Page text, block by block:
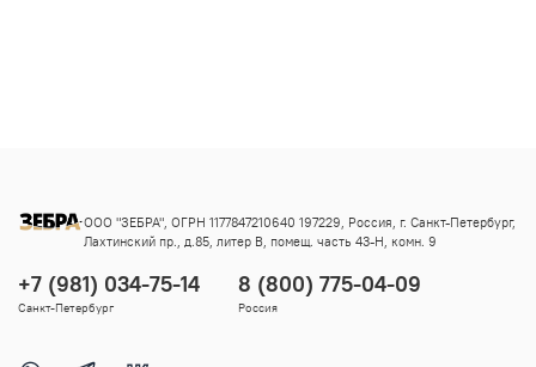
+7 (981) 034-75-14
Санкт-Петербург
8 (800) 775-04-09
Россия
ООО "ЗЕБРА", ОГРН 1177847210640 197229, Россия, г. Санкт-Петербург,
Лахтинский пр., д.85, литер В, помещ. часть 43-Н, комн. 9